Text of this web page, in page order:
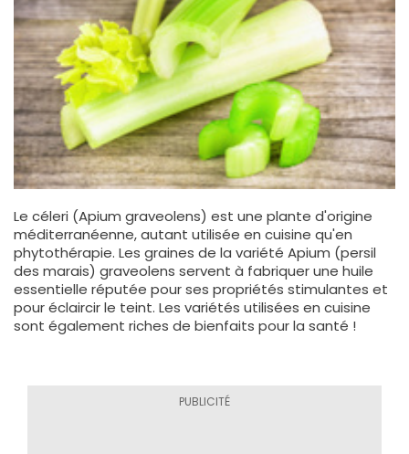
Le céleri (Apium graveolens) est une plante d'origine
méditerranéenne, autant utilisée en cuisine qu'en
phytothérapie. Les graines de la variété Apium (persil
des marais) graveolens servent à fabriquer une huile
essentielle réputée pour ses propriétés stimulantes et
pour éclaircir le teint. Les variétés utilisées en cuisine
sont également riches de bienfaits pour la santé !